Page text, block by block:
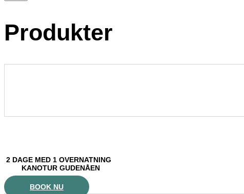
Produkter
2 DAGE MED 1 OVERNATNING
KANOTUR GUDENÅEN
BOOK NU